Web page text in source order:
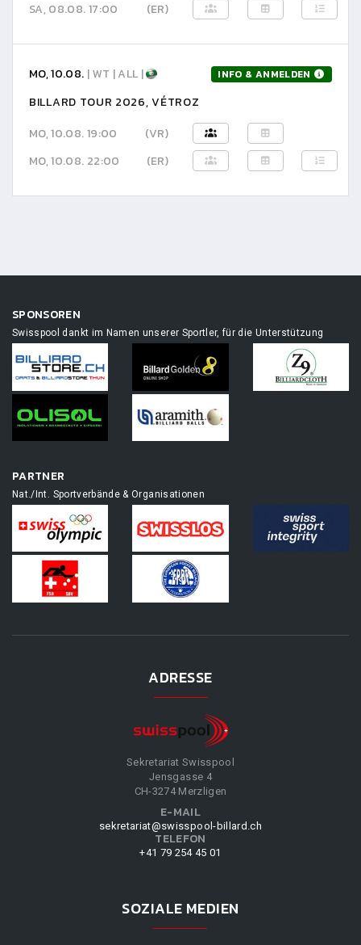
SA, 08.08. 17:00
(ER)
MO, 10.08. | WT | ALL | INFO & ANMELDEN
BILLARD TOUR 2026, VÉTROZ
MO, 10.08. 19:00
(VR)
MO, 10.08. 22:00
(ER)
SPONSOREN
Swisspool dankt im Namen unserer Sportler, für die Unterstützung
PARTNER
Nat./Int. Sportverbände & Organisationen
ADRESSE
Sekretariat Swisspool
Jensgasse 4
CH-3274 Merzligen
E-MAIL
sekretariat@swisspool-billard.ch
TELEFON
+41 79 254 45 01
SOZIALE MEDIEN